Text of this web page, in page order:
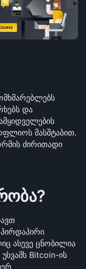
და
მასშტაბით.
ძირითადი
ასევე ცნობილია
Bitcoin-ის